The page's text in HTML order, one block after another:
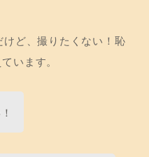
けど、撮りたくない！恥
います。